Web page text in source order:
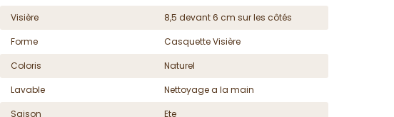
Visière
8,5 devant 6 cm sur les côtés
Forme
Casquette Visière
Coloris
Naturel
Lavable
Nettoyage a la main
Saison
Ete